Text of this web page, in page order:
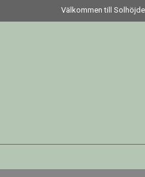
Välkommen till